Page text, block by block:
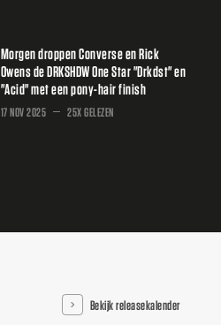
Morgen droppen Converse en Rick
Owens de DRKSHDW One Star "Drkdst" en
"Acid" met een pony-hair finish
17 NOV 2025 25X GELEZEN
Bekijk releasekalender